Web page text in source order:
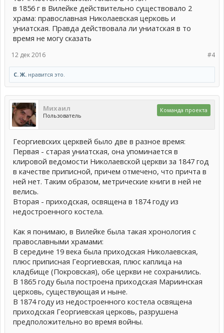
в 1856 г в Вилейке действительно существовало 2
храма: православная Николаевская церковь и
униатская. Правда действовала ли униатская в то
время не могу сказать
#4
12 дек 2016
С. Ж. нравится это.
Михаил
Пользователь
Команда проекта
Георгиевских церквей было две в разное время:
Первая - старая униатская, она упоминается в
клировой ведомости Николаевской церкви за 1847 год
в качестве приписной, причем отмечено, что причта в
ней нет. Таким образом, метрические книги в ней не
велись.
Вторая - приходская, освящена в 1874 году из
недостроенного костела.
Как я понимаю, в Вилейке была такая хронология с
православными храмами:
В середине 19 века была приходская Николаевская,
плюс приписная Георгиевская, плюс каплица на
кладбище (Покровская), обе церкви не сохранились.
В 1865 году была построена приходская Мариинская
церковь, существующая и ныне.
В 1874 году из недостроенного костела освящена
приходская Георгиевская церковь, разрушена
предположительно во время войны.